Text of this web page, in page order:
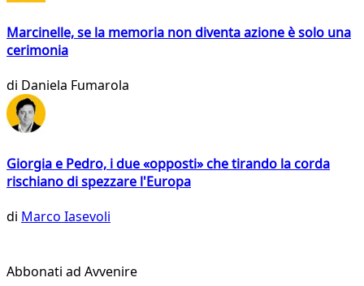
Marcinelle, se la memoria non diventa azione è solo una
cerimonia
di Daniela Fumarola
Giorgia e Pedro, i due «opposti» che tirando la corda
rischiano di spezzare l'Europa
di Marco Iasevoli
Abbonati ad Avvenire